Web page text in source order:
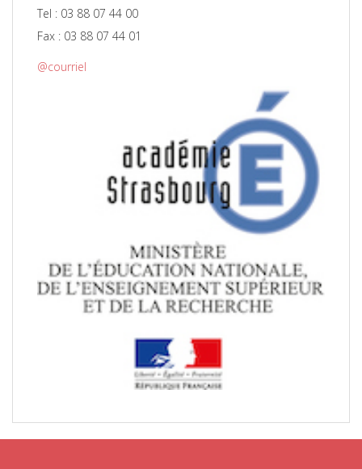
Tel : 03 88 07 44 00
Fax : 03 88 07 44 01
@courriel